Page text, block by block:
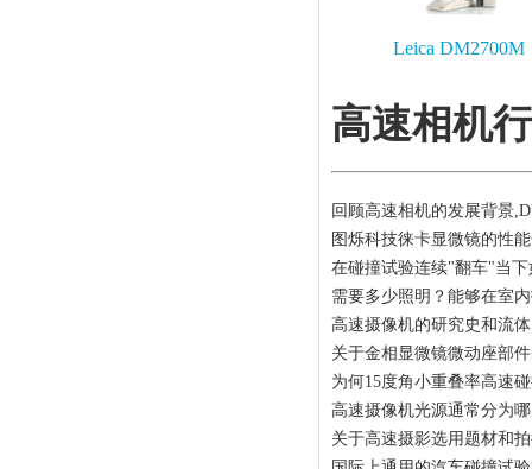
Leica DM2700M
高速相机
回顾高速相机的发展背景
图烁科技徕卡显微镜的性
在碰撞试验连续"翻车"当
需要多少照明？能够在室
高速摄像机的研究史和流
关于金相显微镜微动座部
为何15度角小重叠率高速
高速摄像机光源通常分为
关于高速摄影选用题材和